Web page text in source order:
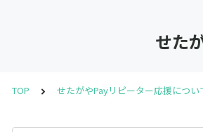
せた
TOP せたがやPayリピーター応援につい